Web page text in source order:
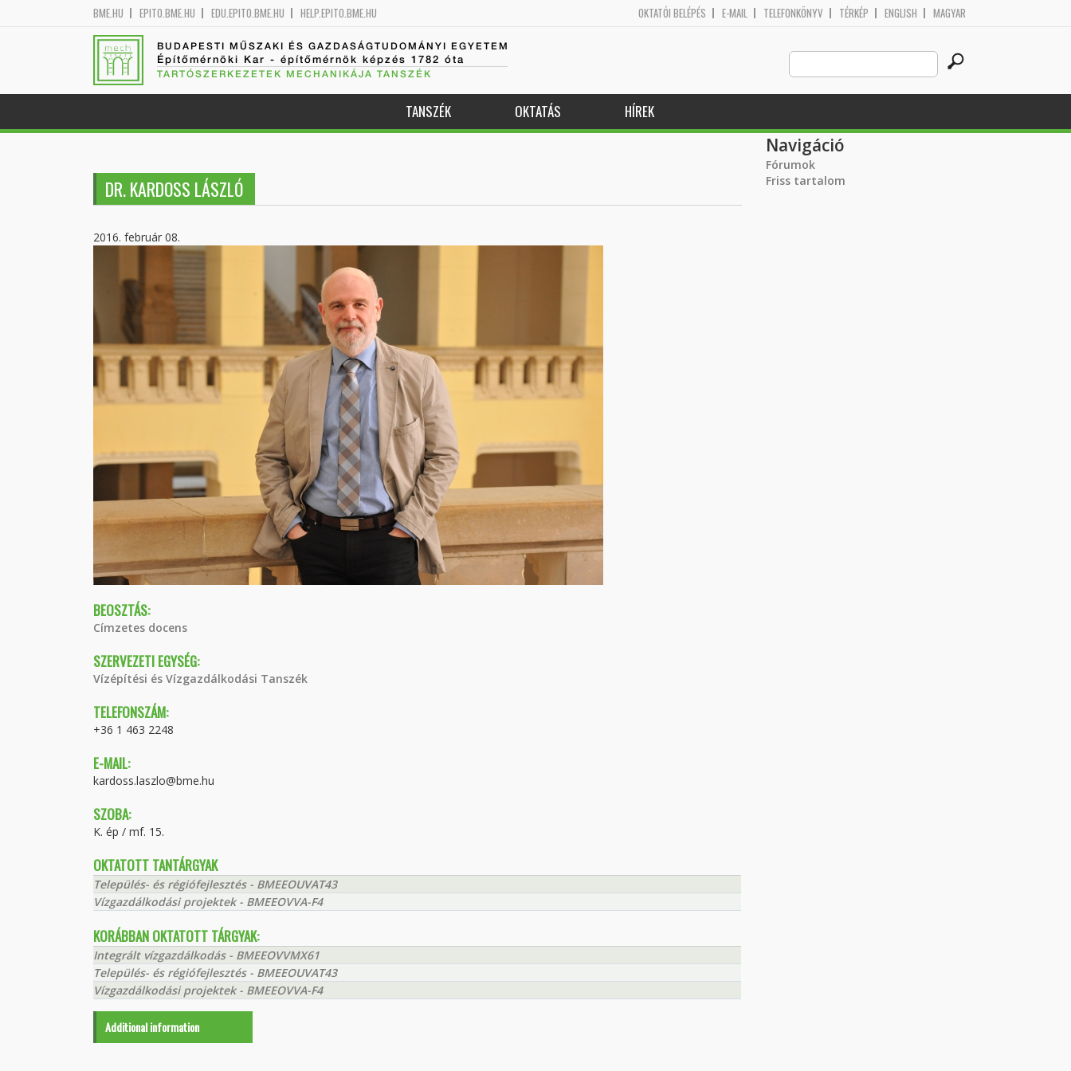
BME.HU EPITO.BME.HU EDU.EPITO.BME.HU HELP.EPITO.BME.HU OKTATÓI BELÉPÉS E-MAIL TELEFONKÖNYV TÉRKÉP ENGLISH MAGYAR
BUDAPESTI MŰSZAKI ÉS GAZDASÁGTUDOMÁNYI EGYETEM
Építőmérnöki Kar - építőmérnök képzés 1782 óta
TARTÓSZERKEZETEK MECHANIKÁJA TANSZÉK
Search
this
site
TANSZÉK OKTATÁS HÍREK
DR. KARDOSS LÁSZLÓ
2016. február 08.
BEOSZTÁS:
Címzetes docens
SZERVEZETI EGYSÉG:
Vízépítési és Vízgazdálkodási Tanszék
TELEFONSZÁM:
+36 1 463 2248
E-MAIL:
kardoss.laszlo@bme.hu
SZOBA:
K. ép / mf. 15.
OKTATOTT TANTÁRGYAK
Település- és régiófejlesztés - BMEEOUVAT43
Vízgazdálkodási projektek - BMEEOVVA-F4
KORÁBBAN OKTATOTT TÁRGYAK:
Integrált vízgazdálkodás - BMEEOVVMX61
Település- és régiófejlesztés - BMEEOUVAT43
Vízgazdálkodási projektek - BMEEOVVA-F4
Additional information
Navigáció
Fórumok
Friss tartalom